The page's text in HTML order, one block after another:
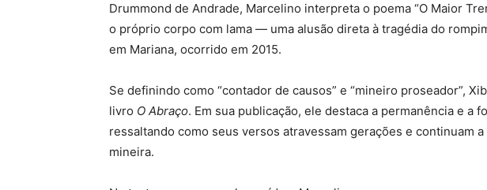
Drummond de Andrade, Marcelino interpreta o poema “O Maior
o próprio corpo com lama — uma alusão direta à tragédia do
em Mariana, ocorrido em 2015.
Se definindo como “contador de causos” e “mineiro proseador”,
livro O Abraço. Em sua publicação, ele destaca a permanência e a
ressaltando como seus versos atravessam gerações e continuam
mineira.